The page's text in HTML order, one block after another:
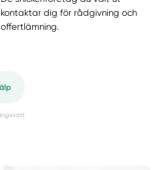
kontaktar dig för rådgivning och
offertlämning.